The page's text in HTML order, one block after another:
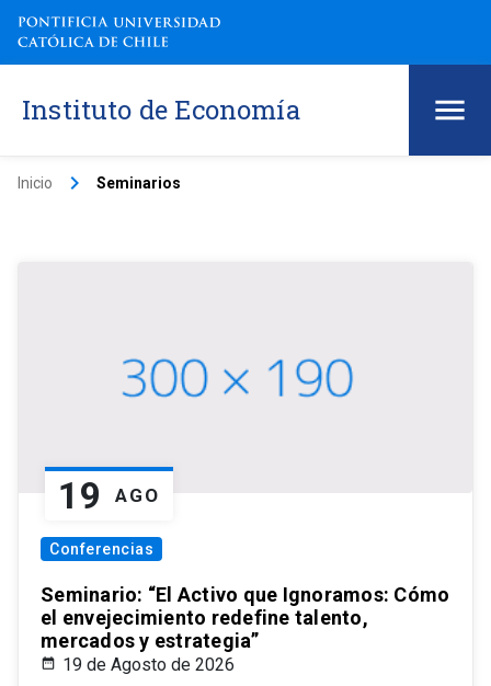
Instituto de Economía
Inicio keyboard_arrow_right Seminarios
19 AGO
Conferencias
Seminario: “El Activo que Ignoramos: Cómo
el envejecimiento redefine talento,
mercados y estrategia”
19 de Agosto de 2026